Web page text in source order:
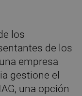
los
de los
empresa
gestione el
una opción